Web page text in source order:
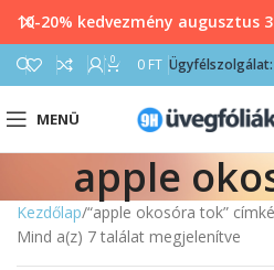
0 0 FT Ügyfélszolgálat:
MENÜ
apple
Kezdőlap “apple okosóra tok”
Mind a(z) 7 találat megjelenítve
10-20% kedvezmény augusztus